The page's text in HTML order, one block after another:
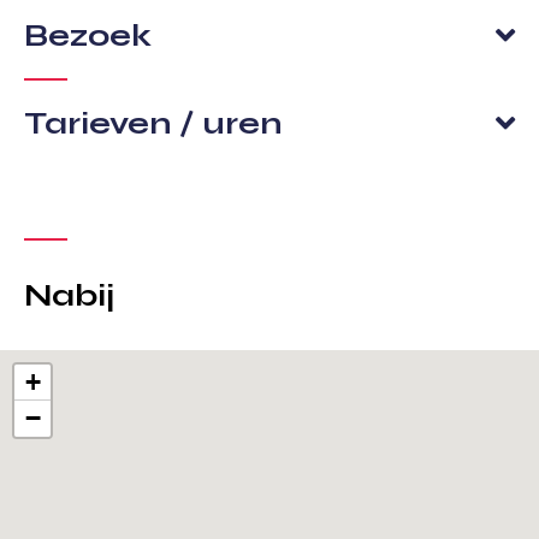
Bezoek
Tarieven / uren
Nabij
+
−